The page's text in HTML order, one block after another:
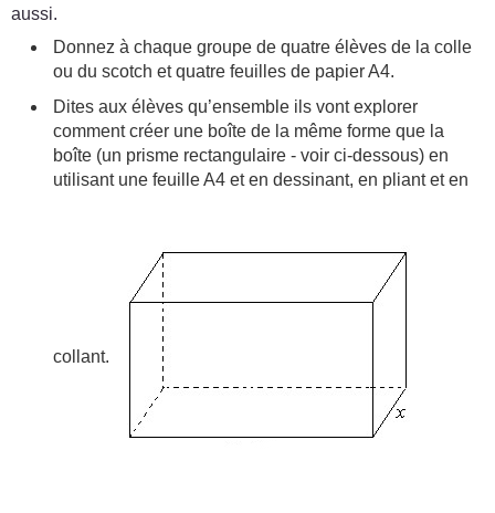
aussi.
Donnez à chaque groupe de quatre élèves de la colle
ou du scotch et quatre feuilles de papier A4.
Dites aux élèves qu’ensemble ils vont explorer
comment créer une boîte de la même forme que la
boîte (un prisme rectangulaire - voir ci-dessous) en
utilisant une feuille A4 et en dessinant, en pliant et en
collant.